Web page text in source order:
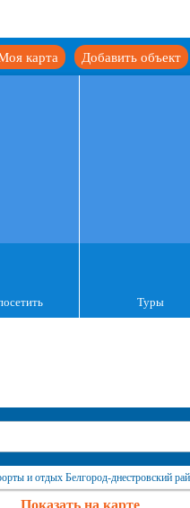
Добавить объект
карта
Туры
и отдых Белгород-днестровский
Показать на карте